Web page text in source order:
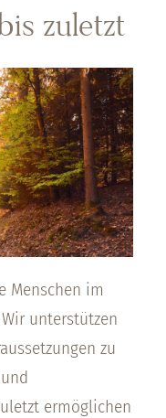
zuletzt
Menschen im
unterstützen
zu
ermöglichen